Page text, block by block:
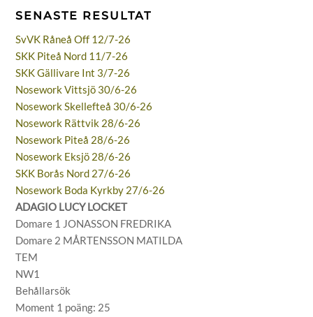
SENASTE RESULTAT
SvVK Råneå Off 12/7-26
SKK Piteå Nord 11/7-26
SKK Gällivare Int 3/7-26
Nosework Vittsjö 30/6-26
Nosework Skellefteå 30/6-26
Nosework Rättvik 28/6-26
Nosework Piteå 28/6-26
Nosework Eksjö 28/6-26
SKK Borås Nord 27/6-26
Nosework Boda Kyrkby 27/6-26
ADAGIO LUCY LOCKET
Domare 1 JONASSON FREDRIKA
Domare 2 MÅRTENSSON MATILDA
TEM
NW1
Behållarsök
Moment 1 poäng: 25